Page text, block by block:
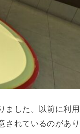
ました。以前に利用
されているのがあり